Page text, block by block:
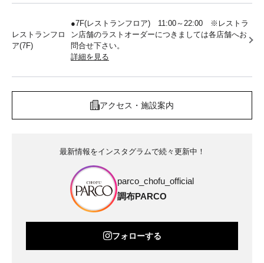
レストランフロ
ア(7F)
●7F(レストランフロア) 11:00～22:00 ※レストラ
ン店舗のラストオーダーにつきましては各店舗へお
問合せ下さい。
詳細を見る
アクセス・施設案内
最新情報をインスタグラムで続々更新中！
parco_chofu_official
調布PARCO
フォローする